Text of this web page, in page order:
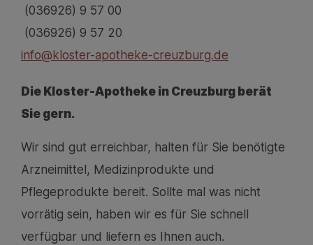
(036926) 9 57 00
(036926) 9 57 20
info@kloster-apotheke-creuzburg.de
Die Kloster-Apotheke in Creuzburg berät
Sie gern.
Wir sind gut erreichbar, halten für Sie benötigte
Arzneimittel, Medizinprodukte und
Pflegeprodukte bereit. Sollte mal was nicht
vorrätig sein, haben wir es für Sie schnell
verfügbar und liefern es Ihnen auch.